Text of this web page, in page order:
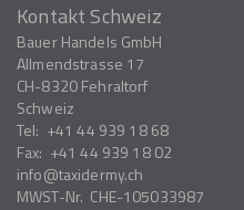
Kontakt Schweiz
Bauer Handels GmbH
Allmendstrasse 17
CH-8320Fehraltorf
Schweiz
Tel: +41 44 939 18 68
Fax: +41 44 939 18 02
info
taxidermy.ch
MWST-Nr. CHE-105033987